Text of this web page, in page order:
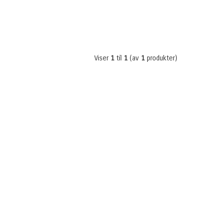
Viser 1 til 1 (av 1 produkter)